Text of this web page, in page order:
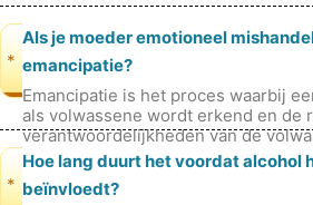
*
Als je moeder emotioneel
emancipatie?
Emancipatie is het proces waarbij
als volwassene wordt erkend en de
verantwoordelijkheden van de
Verenigde Staten wordt eman
*
Hoe lang duurt het voordat alcohol
beïnvloedt?